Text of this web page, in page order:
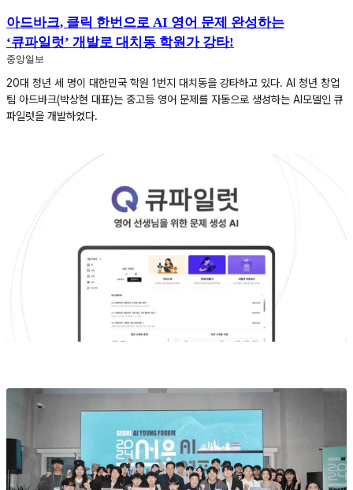
아드바크, 클릭 한번으로 AI 영어 문제 완성하는
‘큐파일럿’ 개발로 대치동 학원가 강타!
중앙일보
20대 청년 세 명이 대한민국 학원 1번지 대치동을 강타하고 있다. AI 청년 창업
팀 아드바크(박상현 대표)는 중고등 영어 문제를 자동으로 생성하는 AI모델인 큐
파일럿을 개발하였다.